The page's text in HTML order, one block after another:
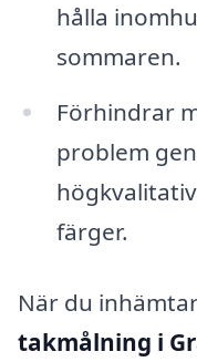
hålla
sommaren.
Förhindrar
problem
färger.
När du
takmålning i